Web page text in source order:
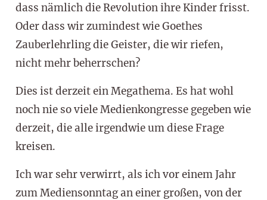
dass nämlich die Revolution ihre Kinder frisst.
Oder dass wir zumindest wie Goethes
Zauberlehrling die Geister, die wir riefen,
nicht mehr beherrschen?
Dies ist derzeit ein Megathema. Es hat wohl
noch nie so viele Medienkongresse gegeben wie
derzeit, die alle irgendwie um diese Frage
kreisen.
Ich war sehr verwirrt, als ich vor einem Jahr
zum Mediensonntag an einer großen, von der